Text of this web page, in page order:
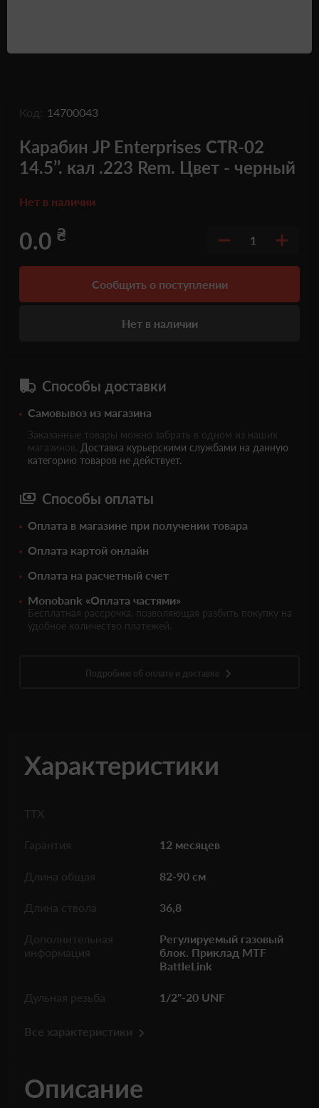
Код: 14700043
Карабин JP Enterprises CTR-02
14.5’’. кал .223 Rem. Цвет - черный
Нет в наличии
0.0 ₴ 1
Сообщить о поступлении
Нет в наличии
Способы доставки
Самовывоз из магазина
Заказанные товары можно забрать в одном из наших
магазинов. Доставка курьерскими службами на данную
категорию товаров не действует.
Способы оплаты
Оплата в магазине при получении товара
Оплата картой онлайн
Оплата на расчетный счет
Monobank «Оплата частями»
Бесплатная рассрочка, позволяющая разбить покупку на
удобное количество платежей.
Подробнее об оплате и доставке
Характеристики
ТТХ
Гарантия 12 месяцев
Длина общая 82-90 см
Длина ствола 36,8
Дополнительная
информация
Регулируемый газовый
блок. Приклад MTF
BattleLink
Дульная резьба 1/2"-20 UNF
Все характеристики
Описание